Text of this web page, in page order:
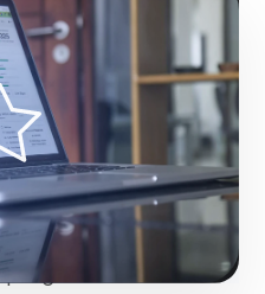
The Line
monotonia urbana
de
de
de
geram alto